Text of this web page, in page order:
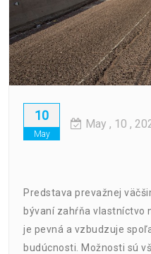
10
May
May , 10 ,
Predstava prevažnej
bývaní zahŕňa vlastníctvo
je pevná a vzbudzuje
budúcnosti. Možnosti sú